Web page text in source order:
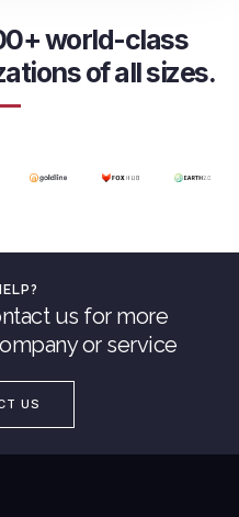
world-class
of all sizes.
us for more
or service
US